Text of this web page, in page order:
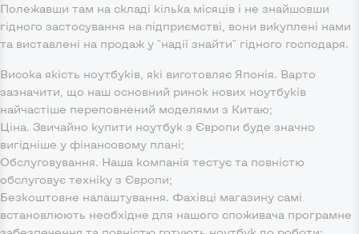
Полежавши там на складі кілька місяців і не знайшовши
гідного застосування на підприємстві, вони викуплені нами
та виставлені на продаж у "надії знайти" гідного господаря.
Висока якість ноутбуків, які виготовляє Японія. Варто
зазначити, що наш основний ринок нових ноутбуків
найчастіше переповнений моделями з Китаю;
Ціна. Звичайно купити ноутбук з Європи буде значно
вигідніше у фінансовому плані;
Обслуговування. Наша компанія тестує та повністю
обслуговує техніку з Європи;
Безкоштовне налаштування. Фахівці магазину самі
встановлюють необхідне для нашого споживача програмне